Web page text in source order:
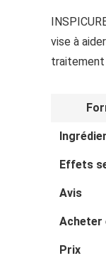
vise à
traitement
Effets
Avis
Acheter
Prix